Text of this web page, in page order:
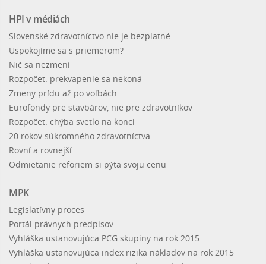
HPI v médiách
Slovenské zdravotníctvo nie je bezplatné
Uspokojíme sa s priemerom?
Nič sa nezmení
Rozpočet: prekvapenie sa nekoná
Zmeny prídu až po voľbách
Eurofondy pre stavbárov, nie pre zdravotníkov
Rozpočet: chýba svetlo na konci
20 rokov súkromného zdravotníctva
Rovní a rovnejší
Odmietanie reforiem si pýta svoju cenu
MPK
Legislatívny proces
Portál právnych predpisov
Vyhláška ustanovujúca PCG skupiny na rok 2015
Vyhláška ustanovujúca index rizika nákladov na rok 2015